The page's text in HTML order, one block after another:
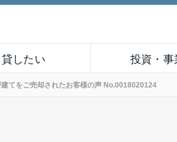
貸したい 投資・事
てをご売却されたお客様の声 No.0018020124